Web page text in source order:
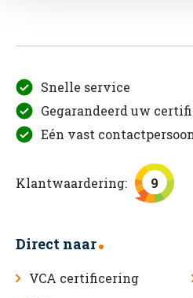
Snelle service
Gegarandeerd uw
Eén vast
Klantwaardering: 9
Direct naar
VCA certificering